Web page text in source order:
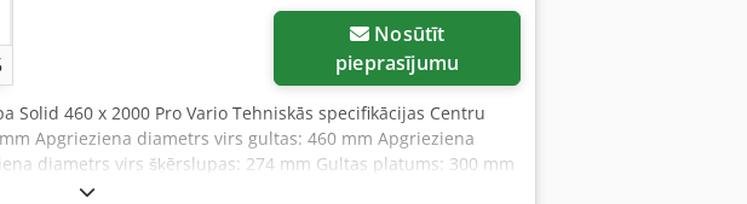
pieprasījumu
Solid 460 x 2000 Pro Vario Tehniskās specifikācijas Centru
Apgrieziena diametrs virs gultas: 460 mm Apgrieziena
diametrs virs šķērslupas: 274 mm Gultas platums: 300 mm
DIN 55029, D1-8 Apgriezienu diapazons: 25 – 250 / 250 –